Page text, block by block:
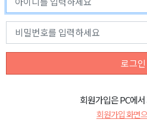
로그인
회원가입은 PC에
회원가입 화면